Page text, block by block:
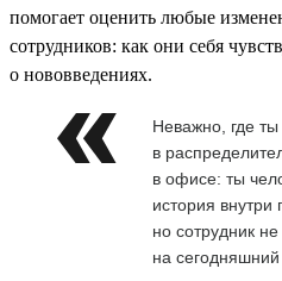
помогает оценить любые
сотрудников: как они себя
о нововведениях.
Неважно, где
в
в офисе: ты
история внутри
но сотрудник
на